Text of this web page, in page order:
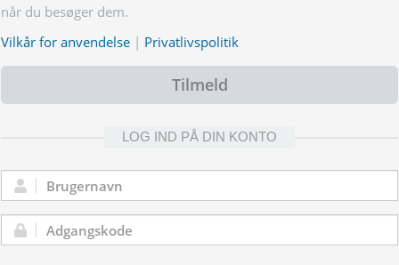
når du besøger dem.
Vilkår for anvendelse | Privatlivspolitik
Tilmeld
LOG IND PÅ DIN KONTO
Brugernavn:
Adgangskode: